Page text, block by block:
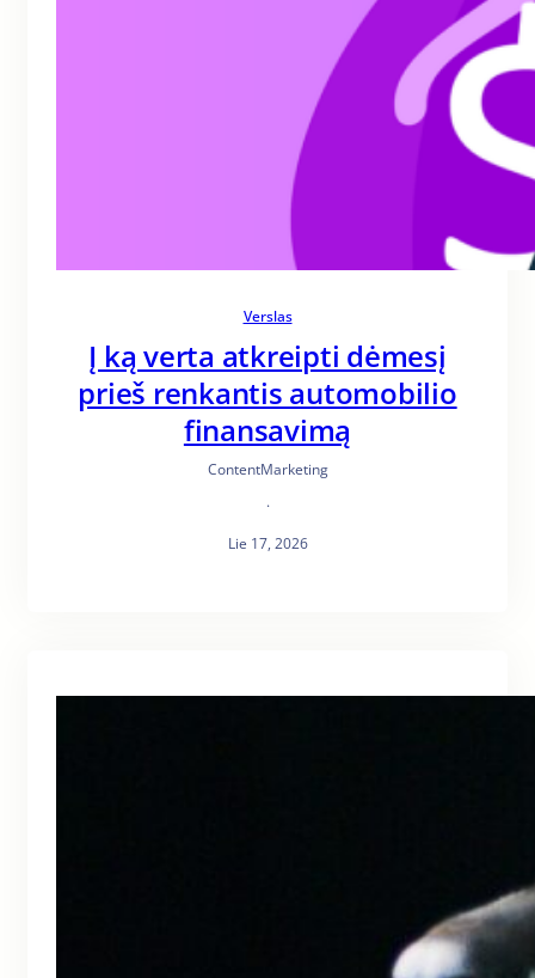
Verslas
Į ką verta atkreipti dėmesį
prieš renkantis automobilio
finansavimą
ContentMarketing
·
Lie 17, 2026